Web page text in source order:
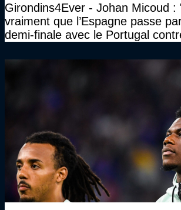
Girondins4Ever - Johan Micoud :
vraiment que l’Espagne passe
demi-finale avec le Portugal